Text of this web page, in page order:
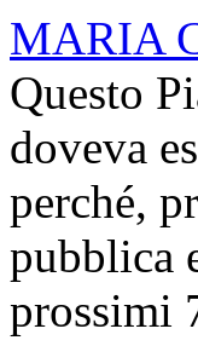
MARIA
Questo
doveva
perché,
pubblica
prossimi